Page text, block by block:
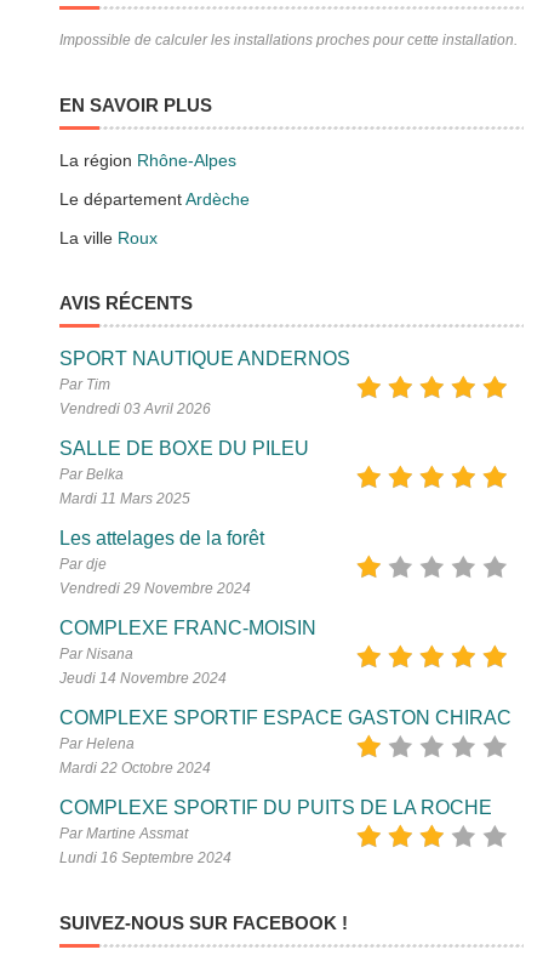
Impossible de calculer les installations proches pour cette installation.
EN SAVOIR PLUS
La région Rhône-Alpes
Le départementArdèche
La ville Roux
AVIS RÉCENTS
SPORT NAUTIQUE ANDERNOS
Par Tim
Vendredi 03 Avril 2026
SALLE DE BOXE DU PILEU
Par Belka
Mardi 11 Mars 2025
Les attelages de la forêt
Par dje
Vendredi 29 Novembre 2024
COMPLEXE FRANC-MOISIN
Par Nisana
Jeudi 14 Novembre 2024
COMPLEXE SPORTIF ESPACE GASTON CHIRAC
Par Helena
Mardi 22 Octobre 2024
COMPLEXE SPORTIF DU PUITS DE LA ROCHE
Par Martine Assmat
Lundi 16 Septembre 2024
SUIVEZ-NOUS SUR FACEBOOK !